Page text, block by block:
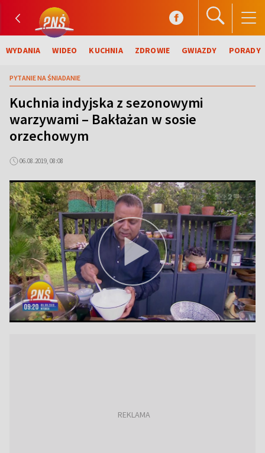
WYDANIA WIDEO KUCHNIA ZDROWIE GWIAZDY PORADY
PYTANIE NA ŚNIADANIE
Kuchnia indyjska z sezonowymi
warzywami – Bakłażan w sosie
orzechowym
06.08.2019, 08:08